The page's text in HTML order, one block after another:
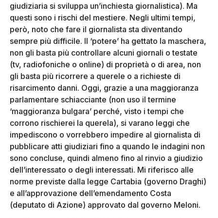
giudiziaria si sviluppa un’inchiesta giornalistica). Ma
questi sono i rischi del mestiere. Negli ultimi tempi,
però, noto che fare il giornalista sta diventando
sempre più difficile. Il ‘potere’ ha gettato la maschera,
non gli basta più controllare alcuni giornali o testate
(tv, radiofoniche o online) di proprietà o di area, non
gli basta più ricorrere a querele o a richieste di
risarcimento danni. Oggi, grazie a una maggioranza
parlamentare schiacciante (non uso il termine
‘maggioranza bulgara’ perché, visto i tempi che
corrono rischierei la querela), si varano leggi che
impediscono o vorrebbero impedire al giornalista di
pubblicare atti giudiziari fino a quando le indagini non
sono concluse, quindi almeno fino al rinvio a giudizio
dell’interessato o degli interessati. Mi riferisco alle
norme previste dalla legge Cartabia (governo Draghi)
e all’approvazione dell’emendamento Costa
(deputato di Azione) approvato dal governo Meloni.